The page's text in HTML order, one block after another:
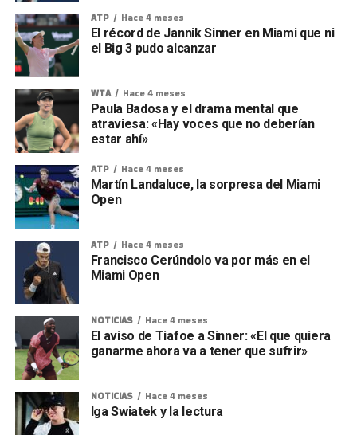
ATP Hace 4 meses
El récord de Jannik Sinner en Miami que ni
el Big 3 pudo alcanzar
WTA Hace 4 meses
Paula Badosa y el drama mental que
atraviesa: «Hay voces que no deberían
estar ahí»
ATP Hace 4 meses
Martín Landaluce, la sorpresa del Miami
Open
ATP Hace 4 meses
Francisco Cerúndolo va por más en el
Miami Open
NOTICIAS Hace 4 meses
El aviso de Tiafoe a Sinner: «El que quiera
ganarme ahora va a tener que sufrir»
NOTICIAS Hace 4 meses
Iga Swiatek y la lectura